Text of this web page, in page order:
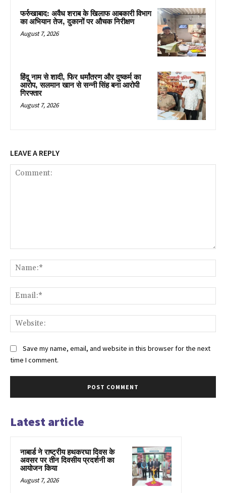
फर्रुखाबाद: अवैध शराब के खिलाफ आबकारी विभाग
का अभियान तेज, दुकानों पर औचक निरीक्षण
August 7, 2026
हिंदू नाम से शादी, फिर धर्मांतरण और दुष्कर्म का
आरोप, सलमान खान से सन्नी सिंह बना आरोपी
गिरफ्तार
August 7, 2026
LEAVE A REPLY
Save my name, email, and website in this browser for the next
time I comment.
Latest article
नाबार्ड ने राष्ट्रीय हथकरघा दिवस के
अवसर पर तीन दिवसीय प्रदर्शनी का
आयोजन किया
August 7, 2026